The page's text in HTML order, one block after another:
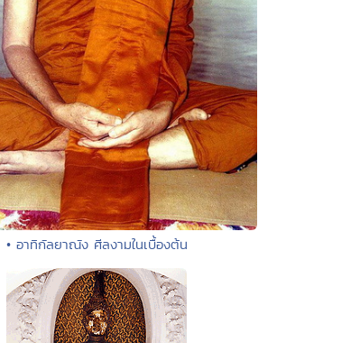
• อาทิกัลยาณัง ศีลงามในเบื้องต้น